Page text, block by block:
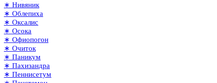
∗ Нивяник
∗ Облепиха
∗ Оксалис
∗ Осока
∗ Офиопогон
∗ Очиток
∗ Паникум
∗ Пахизандра
∗ Пеннисетум